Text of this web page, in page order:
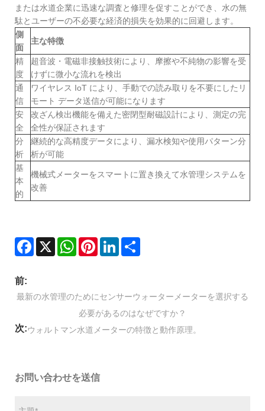
または水道企業に迅速な調査と修理を促すことができ、水の無
駄とユーザーの不必要な経済的損失を効果的に回避します。
側
面
主な特徴
精
度
超音波・電磁非接触技術により、摩擦や不純物の影響を受
けずに微小な流れを検出
通
信
ワイヤレス IoT により、手動での読み取りを不要にしたリ
モート データ送信が可能になります
安
全
改ざん検出機能を備えた密閉型耐磁設計により、測定の完
全性が保証されます
分
析
継続的な高精度データにより、漏水検知や使用パターン分
析が可能
基
本
的
機械式メーターをスマートに置き換えて水管理システムを
改善
Facebook
X WhatsAppPinterestLinkedIn
前:
最新の水管理のためにセンサーウォーターメーターを選択する
必要があるのはなぜですか？
次:ウォルトマン水道メーターの特徴と動作原理。
お問い合わせを送信